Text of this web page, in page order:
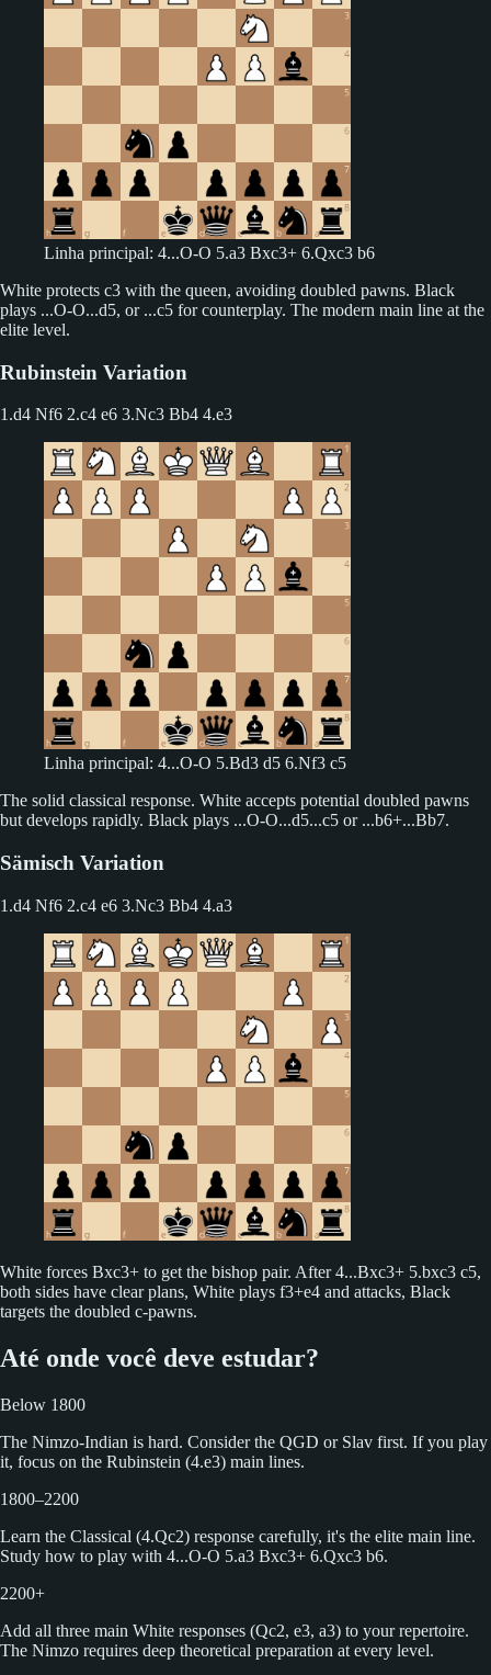
Linha principal: 4...O-O 5.a3 Bxc3+ 6.Qxc3 b6
White protects c3 with the queen, avoiding doubled pawns. Black
plays ...O-O...d5, or ...c5 for counterplay. The modern main line at the
elite level.
Rubinstein Variation
1.d4 Nf6 2.c4 e6 3.Nc3 Bb4 4.e3
Linha principal: 4...O-O 5.Bd3 d5 6.Nf3 c5
The solid classical response. White accepts potential doubled pawns
but develops rapidly. Black plays ...O-O...d5...c5 or ...b6+...Bb7.
Sämisch Variation
1.d4 Nf6 2.c4 e6 3.Nc3 Bb4 4.a3
White forces Bxc3+ to get the bishop pair. After 4...Bxc3+ 5.bxc3 c5,
both sides have clear plans, White plays f3+e4 and attacks, Black
targets the doubled c-pawns.
Até onde você deve estudar?
Below 1800
The Nimzo-Indian is hard. Consider the QGD or Slav first. If you play
it, focus on the Rubinstein (4.e3) main lines.
1800–2200
Learn the Classical (4.Qc2) response carefully, it's the elite main line.
Study how to play with 4...O-O 5.a3 Bxc3+ 6.Qxc3 b6.
2200+
Add all three main White responses (Qc2, e3, a3) to your repertoire.
The Nimzo requires deep theoretical preparation at every level.